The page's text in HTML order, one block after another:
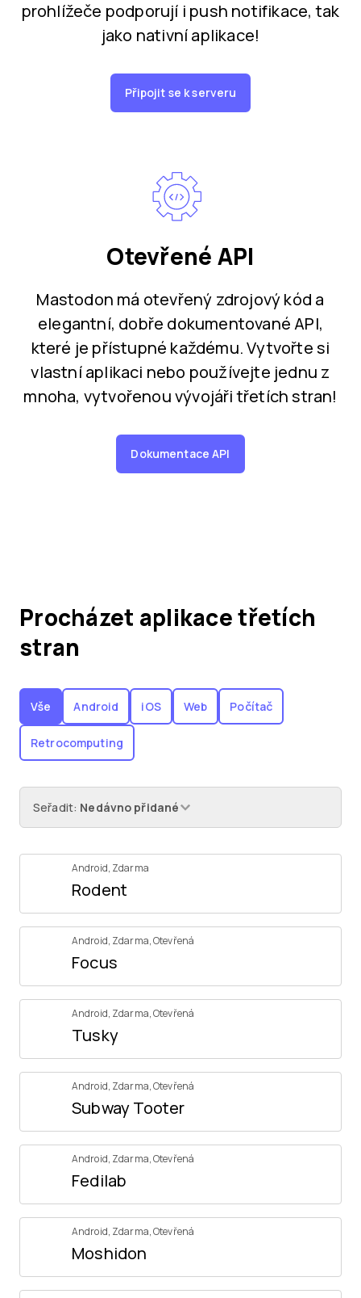
prohlížeče podporují i push notifikace, tak
jako nativní aplikace!
Připojit se k serveru
Otevřené API
Mastodon má otevřený zdrojový kód a
elegantní, dobře dokumentované API,
které je přístupné každému. Vytvořte si
vlastní aplikaci nebo používejte jednu z
mnoha, vytvořenou vývojáři třetích stran!
Dokumentace API
Procházet aplikace třetích
stran
Vše Android iOS Web Počítač
Retrocomputing
Seřadit: Nedávno přidané
Android, Zdarma
Rodent
Android, Zdarma,Otevřená
Focus
Android, Zdarma,Otevřená
Tusky
Android, Zdarma,Otevřená
Subway Tooter
Android, Zdarma,Otevřená
Fedilab
Android, Zdarma,Otevřená
Moshidon